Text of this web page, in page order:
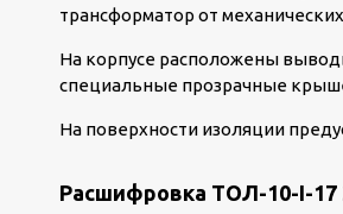
трансформатор от
На корпусе расположены
специальные прозрачные
На поверхности изоляции
Расшифровка ТОЛ-10-I-17